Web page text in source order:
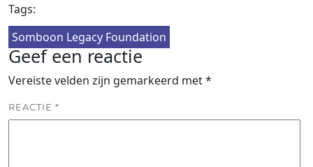
Tags:
Somboon Legacy Foundation
Geef een reactie
Vereiste velden zijn gemarkeerd met*
REACTIE *